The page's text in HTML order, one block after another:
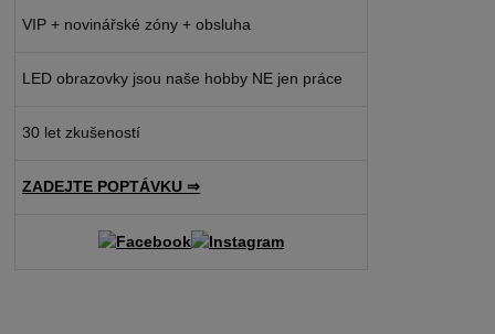
VIP + novinářské zóny + obsluha
LED obrazovky jsou naše hobby NE jen práce
30 let zkušeností
ZADEJTE POPTÁVKU ⇒